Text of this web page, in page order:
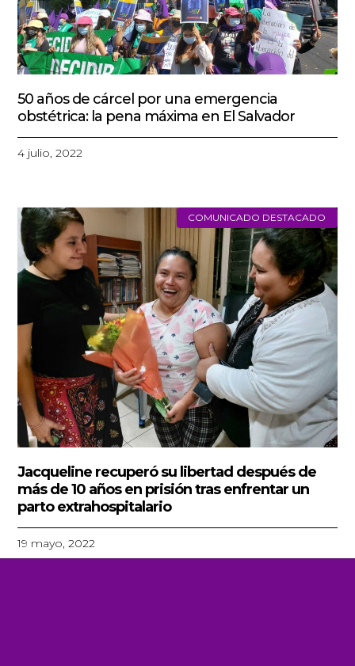
50 años de cárcel por una emergencia
obstétrica: la pena máxima en El Salvador
4 julio, 2022
COMUNICADO DESTACADO
Jacqueline recuperó su libertad después de
más de 10 años en prisión tras enfrentar un
parto extrahospitalario
19 mayo, 2022